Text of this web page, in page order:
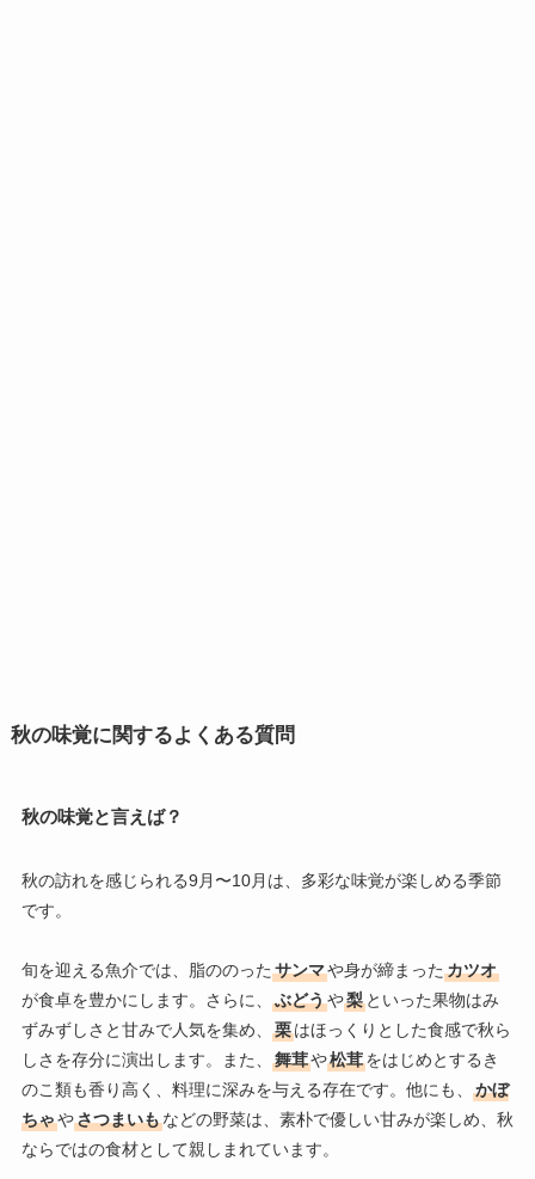
秋の味覚に関するよくある質問
秋の味覚と言えば？
秋の訪れを感じられる9月〜10月は、多彩な味覚が楽しめる季節
です。
旬を迎える魚介では、脂ののった サンマや身が締まった カツオ
が食卓を豊かにします。さらに、
ぶどうや梨といった果物はみ
ずみずしさと甘みで人気を集め、
栗はほっくりとした食感で秋ら
しさを存分に演出します。また、
舞茸や松茸をはじめとするき
のこ類も香り高く、料理に深みを与える存在です。他にも、
かぼ
ちゃやさつまいもなどの野菜は、素朴で優しい甘みが楽しめ、秋
ならではの食材として親しまれています。